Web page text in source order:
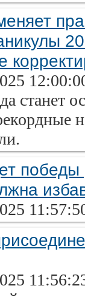
станет
победы